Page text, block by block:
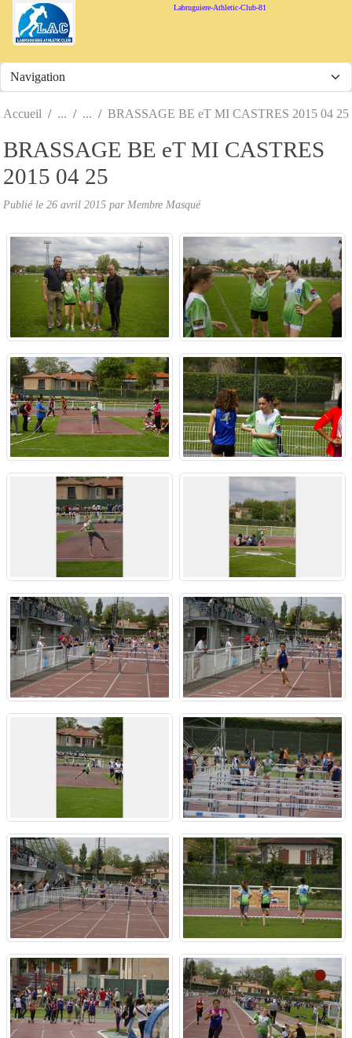
Labruguiere-Athletic-Club-81
Accueil BRASSAGE BE eT MI CASTRES 2015 04 25
BRASSAGE BE eT MI CASTRES
2015 04 25
Publié le 26 avril 2015 par Membre Masqué
Panneau de gestion des cookies